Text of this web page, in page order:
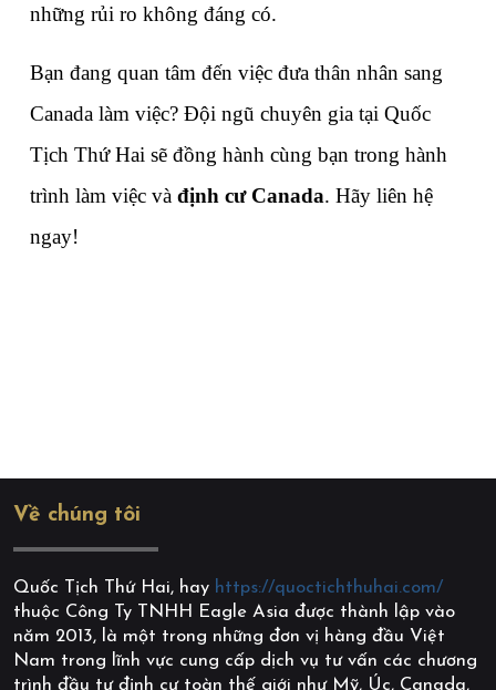
những rủi ro không đáng có.
Bạn đang quan tâm đến việc đưa thân nhân sang
Canada làm việc? Đội ngũ chuyên gia tại Quốc
Tịch Thứ Hai sẽ đồng hành cùng bạn trong hành
trình làm việc và định cư Canada. Hãy liên hệ
ngay!
Về chúng tôi
Quốc Tịch Thứ Hai, hay https://quoctichthuhai.com/
thuộc Công Ty TNHH Eagle Asia được thành lập vào
năm 2013, là một trong những đơn vị hàng đầu Việt
Nam trong lĩnh vực cung cấp dịch vụ tư vấn các chương
trình đầu tư định cư toàn thế giới như Mỹ, Úc, Canada,